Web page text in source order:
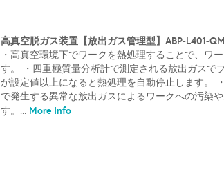
高真空脱ガス装置【放出ガス管理型】ABP-L401-QM
・高真空環境下でワークを熱処理することで、ワ
す。 ・四重極質量分析計で測定される放出ガスで
が設定値以上になると熱処理を自動停止します。
で発生する異常な放出ガスによるワークへの汚染
す。...More Info